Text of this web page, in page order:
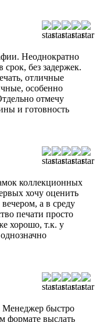
Неоднократно
без задержек.
отличные
особенно
отмечу
и готовность
коллекционных
хочу оценить
а в среду
печати просто
хорошо, т.к. у
Менеджер быстро
формате выслать